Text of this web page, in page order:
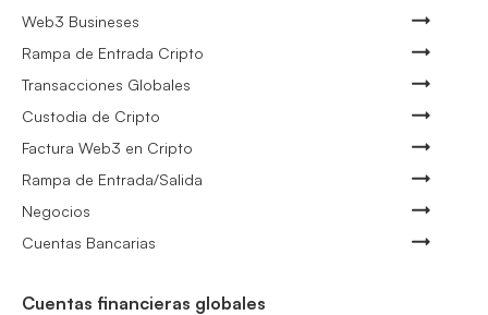
Web3 Busineses
Rampa de Entrada Cripto
Transacciones Globales
Custodia de Cripto
Factura Web3 en Cripto
Rampa de Entrada/Salida
Negocios
Cuentas Bancarias
Cuentas financieras globales